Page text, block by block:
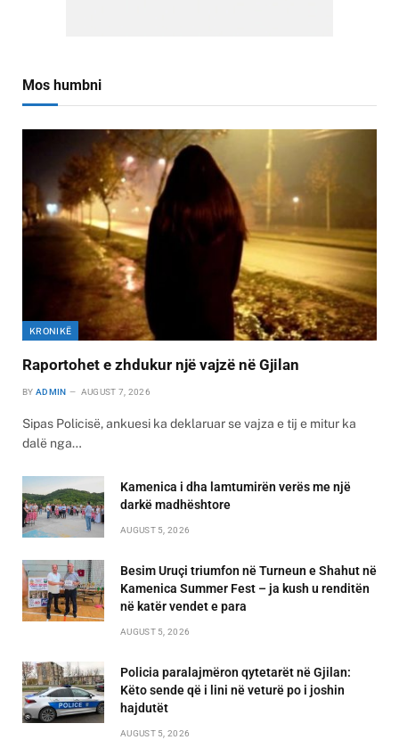
Mos humbni
KRONIKË
Raportohet e zhdukur një vajzë në Gjilan
BY ADMIN AUGUST 7, 2026
Sipas Policisë, ankuesi ka deklaruar se vajza e tij e mitur ka
dalë nga…
Kamenica i dha lamtumirën verës me një
darkë madhështore
AUGUST 5, 2026
Besim Uruçi triumfon në Turneun e Shahut në
Kamenica Summer Fest – ja kush u renditën
në katër vendet e para
AUGUST 5, 2026
Policia paralajmëron qytetarët në Gjilan:
Këto sende që i lini në veturë po i joshin
hajdutët
AUGUST 5, 2026